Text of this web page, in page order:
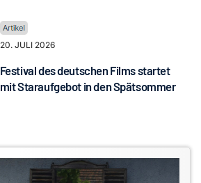
20. JULI 2026
Festival des deutschen Films startet
mit Staraufgebot in den Spätsommer